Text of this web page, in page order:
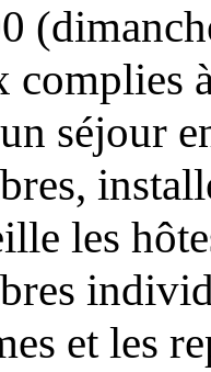
complies
séjour
les
et les